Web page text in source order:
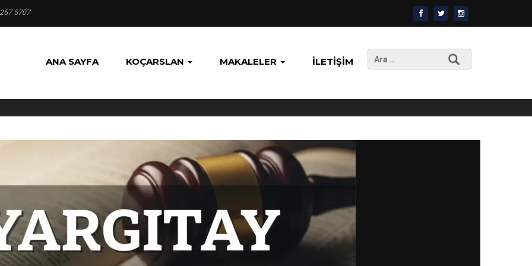
5707
ANA SAYFA KOÇARSLAN MAKALELER İLETIŞIM
Arama: